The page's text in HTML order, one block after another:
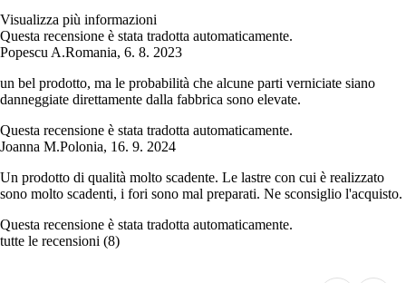
Visualizza più informazioni
Questa recensione è stata tradotta automaticamente.
Popescu A.Romania, 6. 8. 2023
un bel prodotto, ma le probabilità che alcune parti verniciate siano
danneggiate direttamente dalla fabbrica sono elevate.
Questa recensione è stata tradotta automaticamente.
Joanna M.Polonia, 16. 9. 2024
Un prodotto di qualità molto scadente. Le lastre con cui è realizzato
sono molto scadenti, i fori sono mal preparati. Ne sconsiglio l'acquisto.
Questa recensione è stata tradotta automaticamente.
tutte le recensioni (8)